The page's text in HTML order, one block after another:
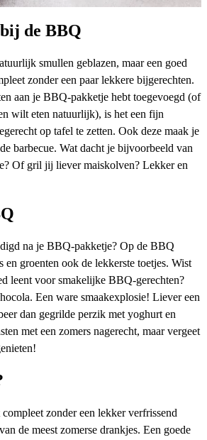
de BBQ
smullen geblazen, maar een goed
zonder een paar lekkere bijgerechten.
aan je BBQ-pakketje hebt toegevoegd (of
wilt eten natuurlijk), is het een fijn
op tafel te zetten. Ook deze maak je
barbecue. Wat dacht je bijvoorbeeld van
? Of gril jij liever maiskolven? Lekker en
na je BBQ-pakketje? Op de BBQ
en groenten ook de lekkerste toetjes. Wist
leent voor smakelijke BBQ-gerechten?
. Een ware smaakexplosie! Liever een
dan gegrilde perzik met yoghurt en
met een zomers nagerecht, maar vergeet
zonder een lekker verfrissend
de meest zomerse drankjes. Een goede